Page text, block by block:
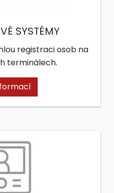
SYSTÉMY
registraci osob na
terminálech.